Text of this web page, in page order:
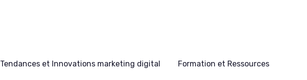
Tendances et Innovations marketing digital Formation et Ressources